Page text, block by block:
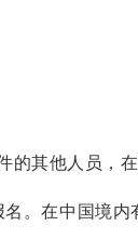
其他人员，在
。在中国境